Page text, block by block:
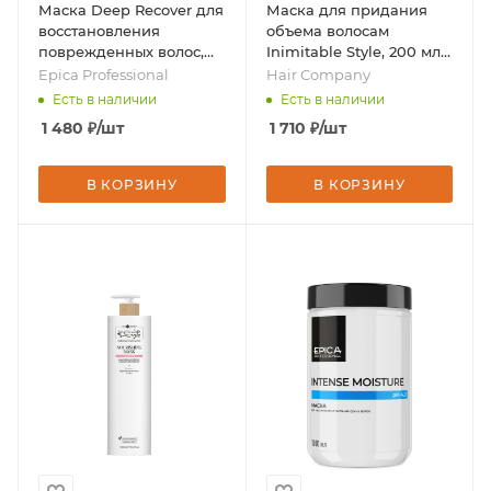
Маска Deep Recover для
восстановления
поврежденных волос,
1000 мл, бренд - Epica
Professional
Epica Professional
Есть в наличии
1 480 ₽/шт
В КОРЗИНУ
Маска для придания
объема волосам
Inimitable Style, 200 мл,
бренд - Hair Company
Hair Company
Есть в наличии
1 710 ₽/шт
В КОРЗИНУ